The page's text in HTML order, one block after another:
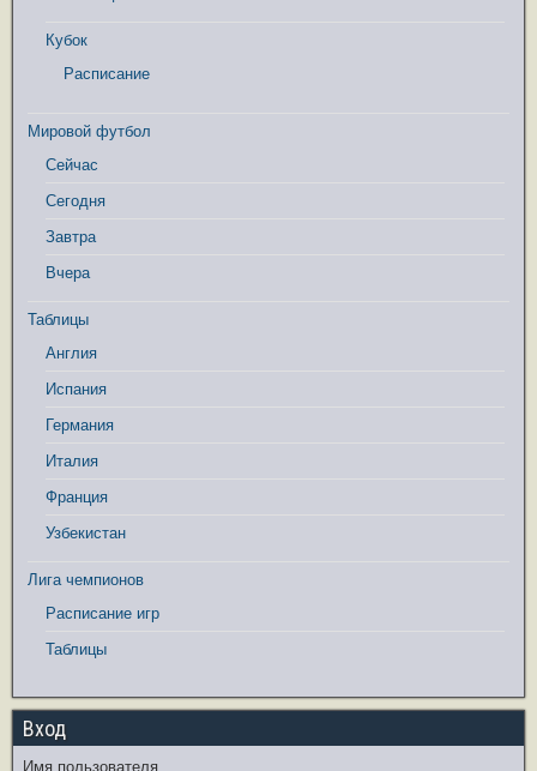
Кубок
Расписание
Мировой футбол
Сейчас
Сегодня
Завтра
Вчера
Таблицы
Англия
Испания
Германия
Италия
Франция
Узбекистан
Лига чемпионов
Расписание игр
Таблицы
Вход
Имя пользователя